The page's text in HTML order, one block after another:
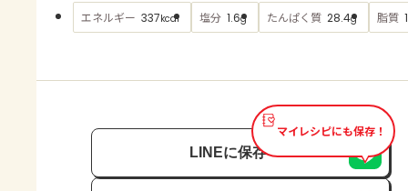
AJINOMOTO PARK とは
エネルギー 337kcal 塩分 1.6g たんぱく質 28.4g 脂質
マイレシピにも保存！
LINEに保存